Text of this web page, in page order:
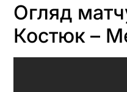
Огляд
Костюк –